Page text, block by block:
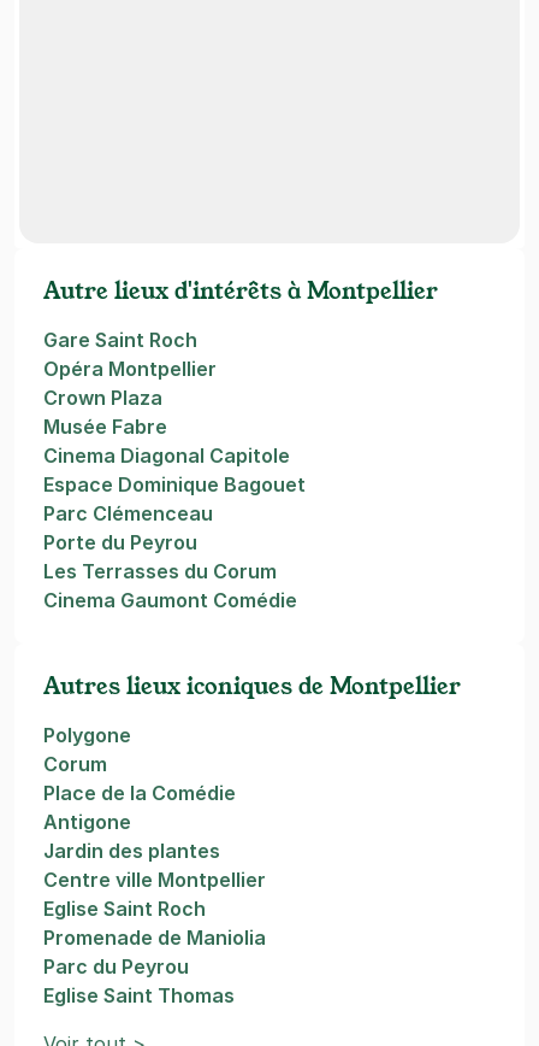
Autre lieux d'intérêts à Montpellier
Gare Saint Roch
Opéra Montpellier
Crown Plaza
Musée Fabre
Cinema Diagonal Capitole
Espace Dominique Bagouet
Parc Clémenceau
Porte du Peyrou
Les Terrasses du Corum
Cinema Gaumont Comédie
Autres lieux iconiques de Montpellier
Polygone
Corum
Place de la Comédie
Antigone
Jardin des plantes
Centre ville Montpellier
Eglise Saint Roch
Promenade de Maniolia
Parc du Peyrou
Eglise Saint Thomas